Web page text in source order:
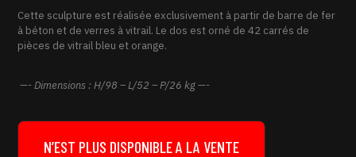
Cette sculpture est réalisée exclusivement à partir de barre de fer
à béton et de verres à vitrail. Le dos est orné de 42 carrés de
pièces de vitrail bleu et orange.
—- Dimensions : H/98 – L/52 – P/26 kg —-
N’EST PLUS DISPONIBLE A LA VENTE